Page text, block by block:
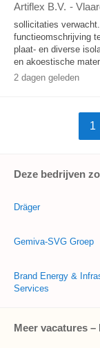
Artiflex B.V. -
sollicitaties
functieomschrijving
plaat- en diverse
en akoestische
2 dagen geleden
1
Deze bedrijven
Dräger
Gemiva-SVG Groep
Brand Energy &
Services
Meer vacatures